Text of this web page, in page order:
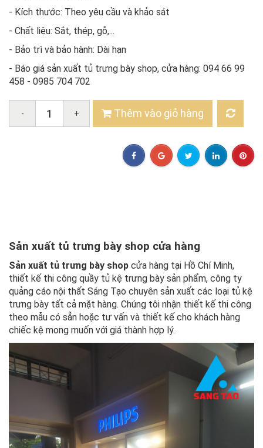
- Kích thước: Theo yêu cầu và khảo sát
- Chất liệu: Sắt, thép, gỗ,...
- Bảo trì và bảo hành: Dài hạn
- Báo giá sản xuất tủ trưng bày shop, cửa hàng: 094 66 99
458 - 0985 704 702
- + Thêm vào giỏ hàng
Sản xuất tủ trưng bày shop cửa hàng
Sản xuất tủ trưng bày shop cửa hàng tại Hồ Chí Minh,
thiết kế thi công quầy tủ kệ trưng bày sản phẩm, công ty
quảng cáo nội thất Sáng Tạo chuyên sản xuất các loại tủ kệ
trưng bày tất cả mặt hàng. Chúng tôi nhận thiết kế thi công
theo mẫu có sẵn hoặc tư vấn và thiết kế cho khách hàng
chiếc kệ mong muốn với giá thành hợp lý.